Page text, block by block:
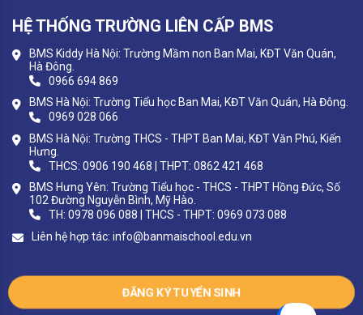
HỆ THỐNG TRƯỜNG LIÊN CẤP BMS
BMS Kiddy Hà Nội: Trường Mầm non Ban Mai, KĐT Văn Quán,
Hà Đông.
0966 694 869
BMS Hà Nội: Trường Tiểu học Ban Mai, KĐT Văn Quán, Hà Đông.
0969 028 066
BMS Hà Nội: Trường THCS - THPT Ban Mai, KĐT Văn Phú, Kiến
Hưng.
THCS: 0906 190 468 | THPT: 0862 421 468
BMS Hưng Yên: Trường Tiểu học - THCS - THPT Hồng Đức, Số
102 Đường Nguyễn Bình, Mỹ Hào.
TH: 0978 096 088 | THCS - THPT: 0969 073 088
Liên hệ hợp tác: info@banmaischool.edu.vn
ĐĂNG KÝ TUYỂN SINH